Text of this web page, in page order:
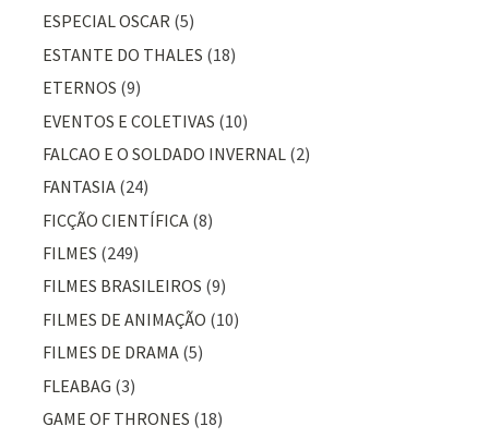
ESPECIAL OSCAR (5)
ESTANTE DO THALES (18)
ETERNOS (9)
EVENTOS E COLETIVAS (10)
FALCAO E O SOLDADO INVERNAL (2)
FANTASIA (24)
FICÇÃO CIENTÍFICA (8)
FILMES (249)
FILMES BRASILEIROS (9)
FILMES DE ANIMAÇÃO (10)
FILMES DE DRAMA (5)
FLEABAG (3)
GAME OF THRONES (18)